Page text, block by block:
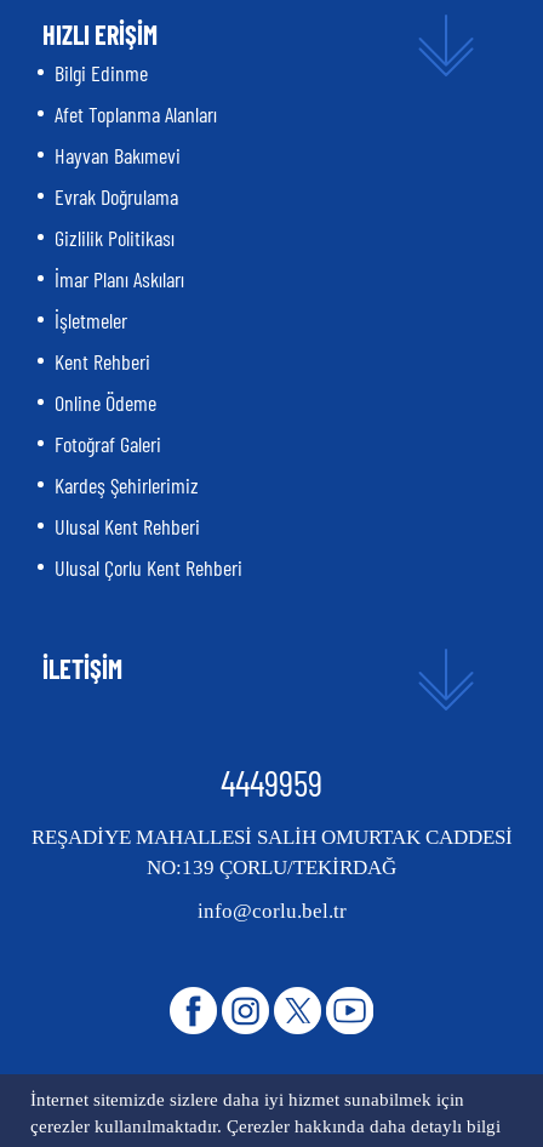
İnternet sitemizde sizlere daha iyi hizmet sunabilmek için
çerezler kullanılmaktadır. Çerezler hakkında daha detaylı bilgi
HIZLI ERİŞİM
Bilgi Edinme
Afet Toplanma Alanları
Hayvan Bakımevi
Evrak Doğrulama
Gizlilik Politikası
İmar Planı Askıları
İşletmeler
Kent Rehberi
Online Ödeme
Fotoğraf Galeri
Kardeş Şehirlerimiz
Ulusal Kent Rehberi
Ulusal Çorlu Kent Rehberi
İLETİŞİM
4449959
REŞADİYE MAHALLESİ SALİH OMURTAK CADDESİ
NO:139 ÇORLU/TEKİRDAĞ
info@corlu.bel.tr